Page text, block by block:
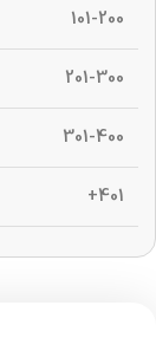
101-200
201-300
301-400
401+